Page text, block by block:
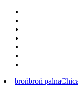
brońbroń palna